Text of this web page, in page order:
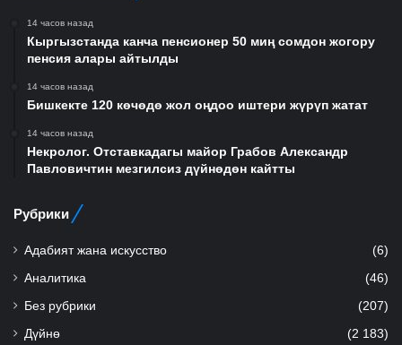
14 часов назад
Кыргызстанда канча пенсионер 50 миң сомдон жогору
пенсия алары айтылды
14 часов назад
Бишкекте 120 көчөдө жол оңдоо иштери жүрүп жатат
14 часов назад
Некролог. Отставкадагы майор Грабов Александр
Павловичтин мезгилсиз дүйнөдөн кайтты
Рубрики
Адабият жана искусство (6)
Аналитика (46)
Без рубрики (207)
Дүйнө (2 183)